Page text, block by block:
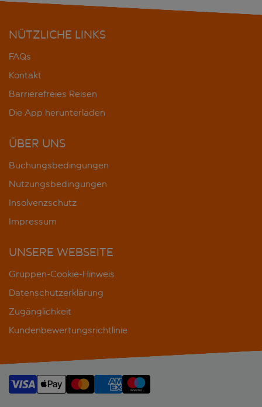
NÜTZLICHE LINKS
FAQs
Kontakt
Barrierefreies Reisen
Die App herunterladen
ÜBER UNS
Buchungsbedingungen
Nutzungsbedingungen
Insolvenzschutz
Impressum
UNSERE WEBSEITE
Gruppen-Cookie-Hinweis
Datenschutzerklärung
Zugänglichkeit
Kundenbewertungsrichtlinie